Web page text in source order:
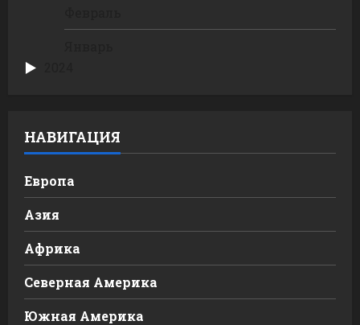
НАВИГАЦИЯ
Европа
Азия
Африка
Северная Америка
Южная Америка